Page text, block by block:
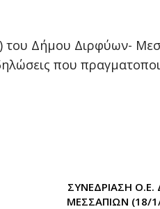
του Δήμου Διρφύων-
που
ΣΥΝΕΔΡΙΑΣΗ
ΜΕΣΣΑΠΙΩΝ (18/